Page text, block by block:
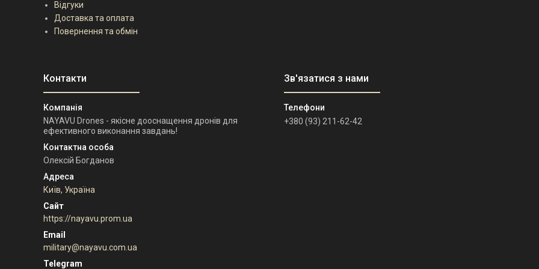
Відгуки
Доставка та оплата
Повернення та обмін
NAYAVU Drones - якісне дооснащення дронів для
ефективного виконання завдань!
Олексій Богданов
Київ, Україна
https://nayavu.prom.ua
military@nayavu.com.ua
+380 (93) 211-62-42